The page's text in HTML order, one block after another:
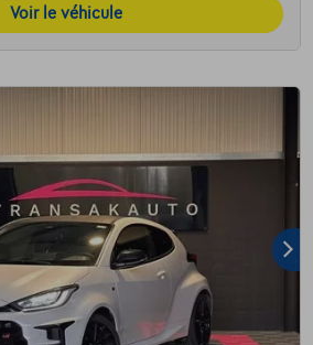
Voir le véhicule